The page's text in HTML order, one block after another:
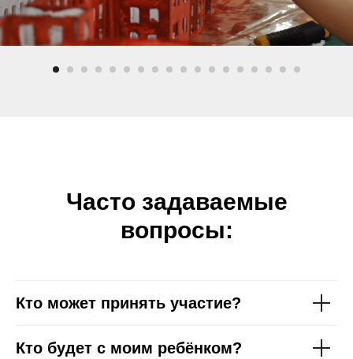
Часто задаваемые
вопросы:
Кто может принять участие?
Кто будет с моим ребёнком?